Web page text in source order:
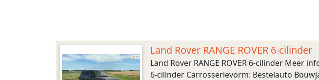
Land Rover RANGE ROVER 6-cilinder
Land Rover RANGE ROVER 6-cilinder Meer
6-cilinder Carrosserievorm: Bestelauto